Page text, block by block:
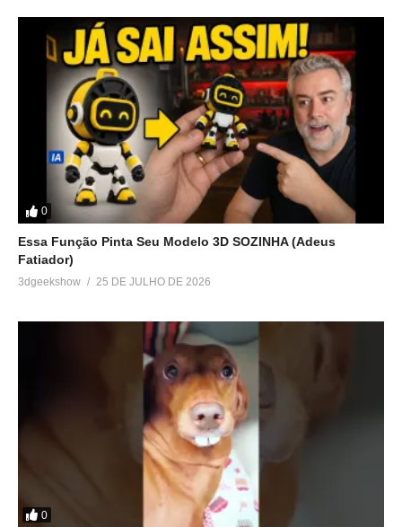
0
Essa Função Pinta Seu Modelo 3D SOZINHA (Adeus
Fatiador)
3dgeekshow 25 DE JULHO DE 2026
0